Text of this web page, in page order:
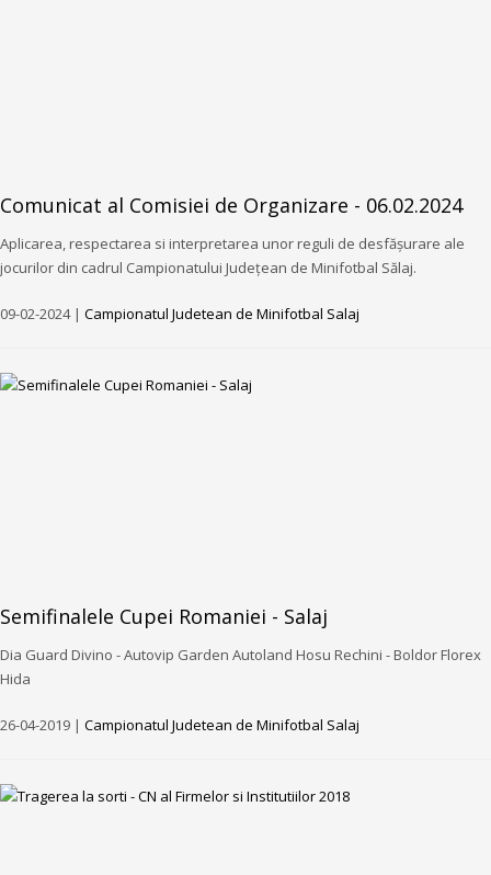
Comunicat al Comisiei de Organizare - 06.02.2024
Aplicarea, respectarea si interpretarea unor reguli de desfășurare ale
jocurilor din cadrul Campionatului Județean de Minifotbal Sălaj.
09-02-2024 | Campionatul Judetean de Minifotbal Salaj
Semifinalele Cupei Romaniei - Salaj
Dia Guard Divino - Autovip Garden Autoland Hosu Rechini - Boldor Florex
Hida
26-04-2019 | Campionatul Judetean de Minifotbal Salaj